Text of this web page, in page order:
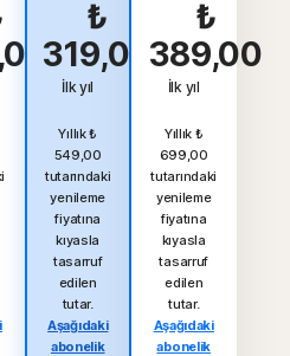
₺
319,00
İlk yıl
Yıllık ₺
549,00
tutarındaki
yenileme
fiyatına
kıyasla
tasarruf
edilen
tutar.
Aşağıdaki
abonelik
₺
389,00
İlk yıl
Yıllık ₺
699,00
tutarındaki
yenileme
fiyatına
kıyasla
tasarruf
edilen
tutar.
Aşağıdaki
abonelik